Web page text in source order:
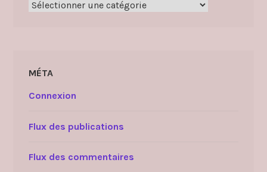
Catégories
MÉTA
Connexion
Flux des publications
Flux des commentaires